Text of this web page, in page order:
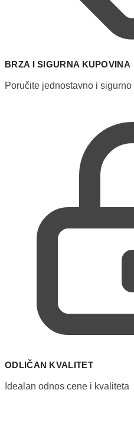
BRZA I SIGURNA KUPOVINA
Poručite jednostavno i sigurno
ODLIČAN KVALITET
Idealan odnos cene i kvaliteta